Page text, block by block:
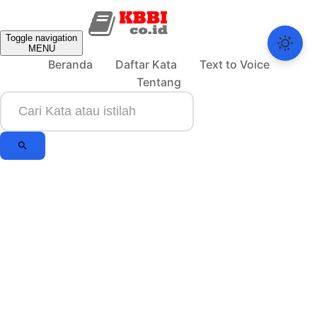
Toggle navigation
MENU
Beranda Daftar Kata
Text to Voice
Tentang